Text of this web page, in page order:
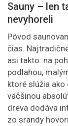
Sauny – len
nevyhoreli
Pôvod
čias.
asi takto: na
podlahou,
ktoré slúžia ako
väčšinou
dreva dodáva
zo srandy